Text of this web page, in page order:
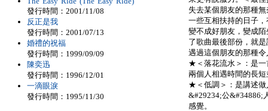
失去某個朋友的那種
一些互相扶持的日子
變不成好朋友，變成
了歌曲最後部份，就
遇過這個朋友的那種
★＜落花流水＞：是一
兩個人相遇時間的長
★＜低調＞：是講述做
&#29234;公&#34886;
感覺。
發行時間：2001/11/08
反正是我
發行時間：2001/07/13
婚禮的祝福
發行時間：1999/09/09
陳奕迅
發行時間：1996/12/01
一滴眼淚
發行時間：1995/11/30